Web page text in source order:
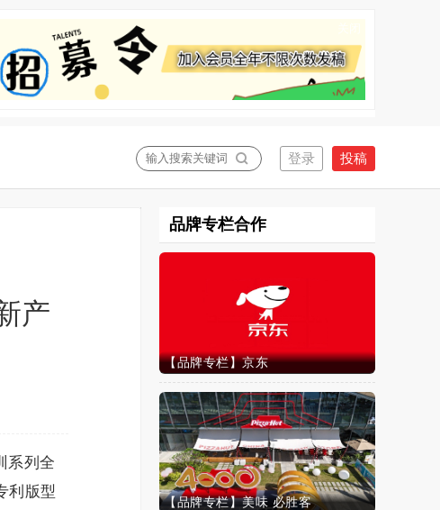
产
系列全
利版型
品牌专栏合作
【品牌专栏】京东
【品牌专栏】美味 必胜客